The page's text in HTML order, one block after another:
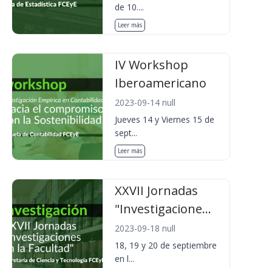
de 10....
Leer más
IV Workshop
Iberoamericano
2023-09-14 null
Jueves 14 y Viernes 15 de
sept...
Leer más
XXVII Jornadas
"Investigacione...
2023-09-18 null
18, 19 y 20 de septiembre
en l...